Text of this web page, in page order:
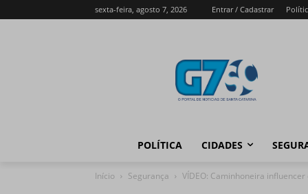
sexta-feira, agosto 7, 2026 Entrar / Cadastrar
POLÍTICA CIDADES
Início Segurança VÍDEO: Caminhoneira